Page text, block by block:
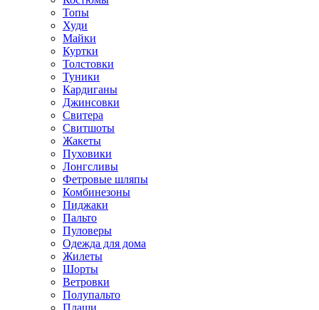
Топы
Худи
Майки
Куртки
Толстовки
Туники
Кардиганы
Джинсовки
Свитера
Свитшоты
Жакеты
Пуховики
Лонгсливы
Фетровые шляпы
Комбинезоны
Пиджаки
Пальто
Пуловеры
Одежда для дома
Жилеты
Шорты
Ветровки
Полупальто
Плащи